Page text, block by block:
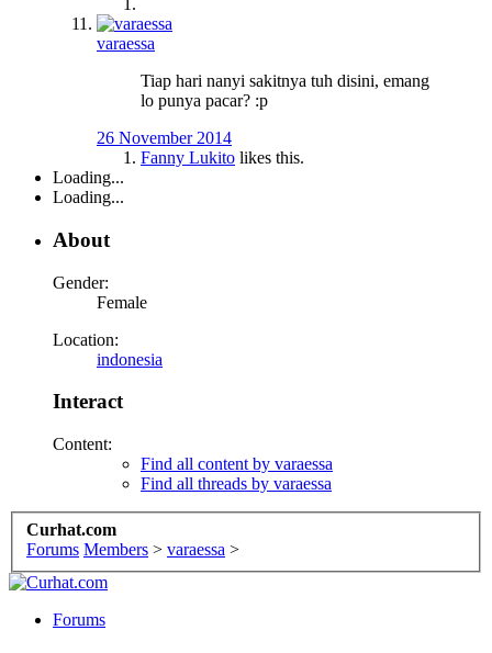
varaessa
Tiap hari nanyi sakitnya tuh disini, emang
lo punya pacar? :p
26 November 2014
Fanny Lukito likes this.
Loading...
Loading...
About
Gender:
Female
Location:
indonesia
Interact
Content:
Find all content by varaessa
Find all threads by varaessa
Curhat.com
Forums Members > varaessa >
Forums